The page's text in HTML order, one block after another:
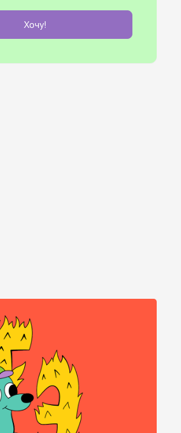
Хочу!